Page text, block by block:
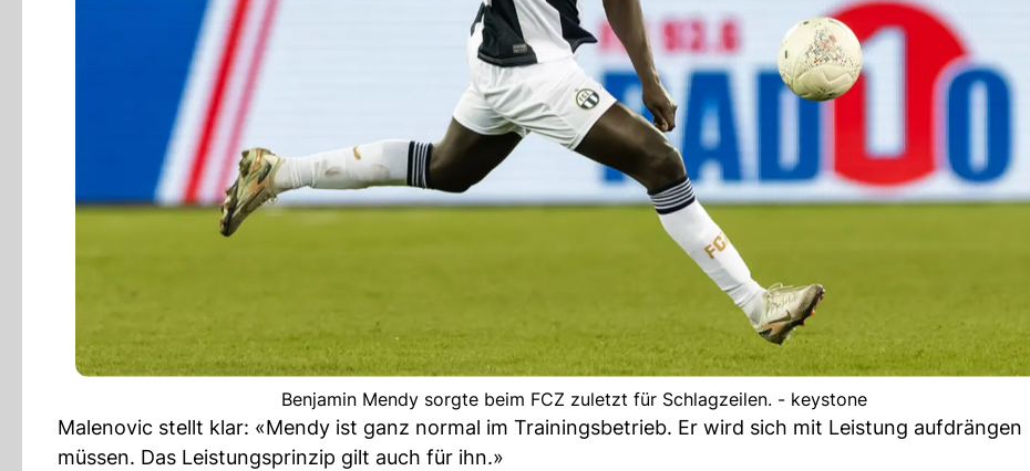
Benjamin Mendy sorgte beim FCZ zuletzt für Schlagzeilen. - keystone
Malenovic stellt klar: «Mendy ist ganz normal im Trainingsbetrieb. Er wird sich mit Leistung aufdrängen
müssen. Das Leistungsprinzip gilt auch für ihn.»